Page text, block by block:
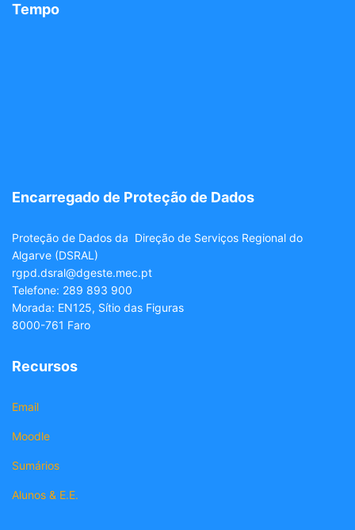
Tempo
Encarregado de Proteção de Dados
Proteção de Dados da Direção de Serviços Regional do
Algarve (DSRAL)
rgpd.dsral@dgeste.mec.pt
Telefone: 289 893 900
Morada: EN125, Sítio das Figuras
8000-761 Faro
Recursos
Email
Moodle
Sumários
Alunos & E.E.